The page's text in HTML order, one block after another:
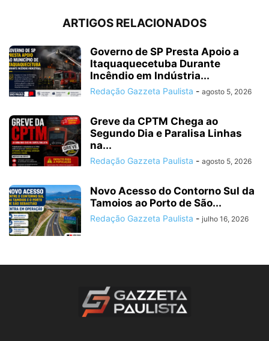
ARTIGOS RELACIONADOS
Governo de SP Presta Apoio a
Itaquaquecetuba Durante
Incêndio em Indústria...
Redação Gazzeta Paulista - agosto 5, 2026
Greve da CPTM Chega ao
Segundo Dia e Paralisa Linhas
na...
Redação Gazzeta Paulista - agosto 5, 2026
Novo Acesso do Contorno Sul da
Tamoios ao Porto de São...
Redação Gazzeta Paulista - julho 16, 2026